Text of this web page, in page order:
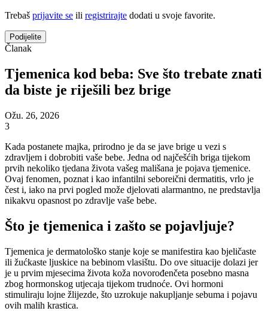
Trebaš prijavite se ili registrirajte dodati u svoje favorite.
Podijelite
Članak
Tjemenica kod beba: Sve što trebate znati
da biste je riješili bez brige
Ožu. 26, 2026
3
Kada postanete majka, prirodno je da se jave brige u vezi s
zdravljem i dobrobiti vaše bebe. Jedna od najčešćih briga tijekom
prvih nekoliko tjedana života vašeg mališana je pojava tjemenice.
Ovaj fenomen, poznat i kao infantilni seboreični dermatitis, vrlo je
čest i, iako na prvi pogled može djelovati alarmantno, ne predstavlja
nikakvu opasnost po zdravlje vaše bebe.
Što je tjemenica i zašto se pojavljuje?
Tjemenica je dermatološko stanje koje se manifestira kao bjeličaste
ili žućkaste ljuskice na bebinom vlasištu. Do ove situacije dolazi jer
je u prvim mjesecima života koža novorođenčeta posebno masna
zbog hormonskog utjecaja tijekom trudnoće. Ovi hormoni
stimuliraju lojne žlijezde, što uzrokuje nakupljanje sebuma i pojavu
ovih malih krastica.